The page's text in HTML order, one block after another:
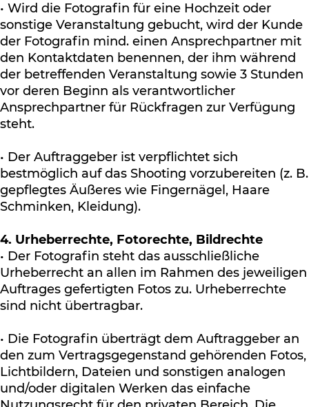
• Wird die Fotografin für eine Hochzeit oder
sonstige Veranstaltung gebucht, wird der Kunde
der Fotografin mind. einen Ansprechpartner mit
den Kontaktdaten benennen, der ihm während
der betreffenden Veranstaltung sowie 3 Stunden
vor deren Beginn als verantwortlicher
Ansprechpartner für Rückfragen zur Verfügung
steht.
• Der Auftraggeber ist verpflichtet sich
bestmöglich auf das Shooting vorzubereiten (z. B.
gepflegtes Äußeres wie Fingernägel, Haare
Schminken, Kleidung).
4. Urheberrechte, Fotorechte, Bildrechte
• Der Fotografin steht das ausschließliche
Urheberrecht an allen im Rahmen des jeweiligen
Auftrages gefertigten Fotos zu. Urheberrechte
sind nicht übertragbar.
• Die Fotografin überträgt dem Auftraggeber an
den zum Vertragsgegenstand gehörenden Fotos,
Lichtbildern, Dateien und sonstigen analogen
und/oder digitalen Werken das einfache